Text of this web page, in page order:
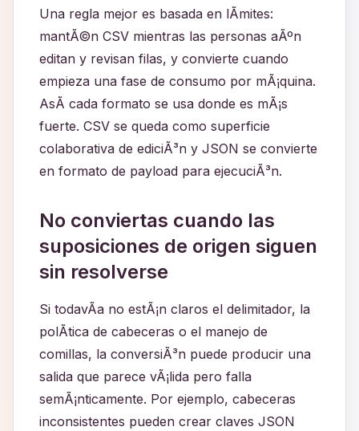
Una regla mejor es basada en lÃ­mites:
mantÃ©n CSV mientras las personas aÃºn
editan y revisan filas, y convierte cuando
empieza una fase de consumo por mÃ¡quina.
AsÃ­ cada formato se usa donde es mÃ¡s
fuerte. CSV se queda como superficie
colaborativa de ediciÃ³n y JSON se convierte
en formato de payload para ejecuciÃ³n.
No conviertas cuando las
suposiciones de origen siguen
sin resolverse
Si todavÃ­a no estÃ¡n claros el delimitador, la
polÃ­tica de cabeceras o el manejo de
comillas, la conversiÃ³n puede producir una
salida que parece vÃ¡lida pero falla
semÃ¡nticamente. Por ejemplo, cabeceras
inconsistentes pueden crear claves JSON